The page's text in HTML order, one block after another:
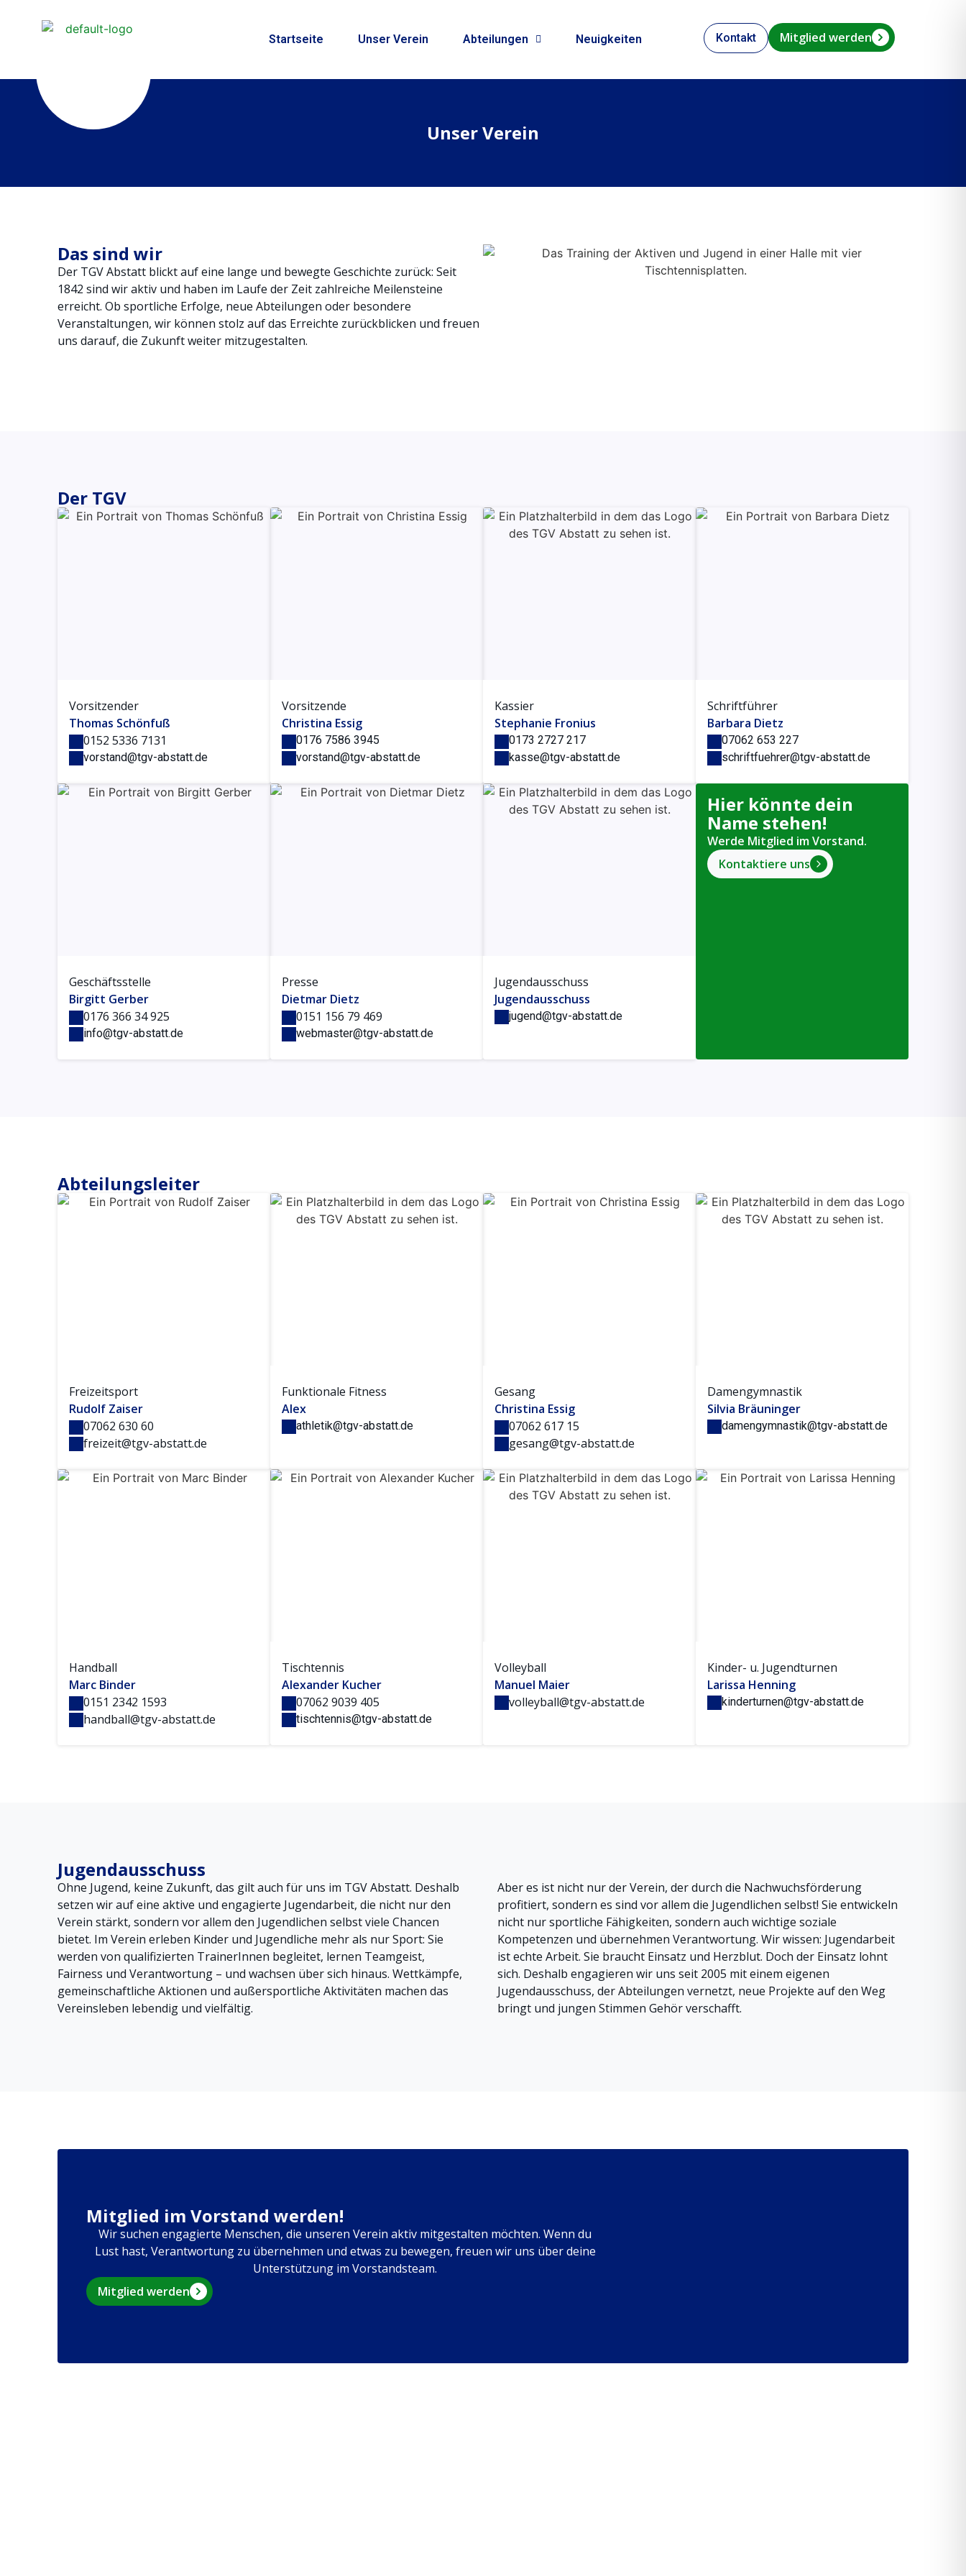
Startseite Unser Verein Abteilungen Neuigkeiten Kontakt Mitglied werden
Unser Verein
Das sind wir
Der TGV Abstatt blickt auf eine lange und bewegte Geschichte zurück: Seit
1842 sind wir aktiv und haben im Laufe der Zeit zahlreiche Meilensteine
erreicht. Ob sportliche Erfolge, neue Abteilungen oder besondere
Veranstaltungen, wir können stolz auf das Erreichte zurückblicken und freuen
uns darauf, die Zukunft weiter mitzugestalten.
Der TGV
Vorsitzender
Thomas Schönfuß
0152 5336 7131
vorstand@tgv-abstatt.de
Vorsitzende
Christina Essig
0176 7586 3945
vorstand@tgv-abstatt.de
Kassier
Stephanie Fronius
0173 2727 217
kasse@tgv-abstatt.de
Schriftführer
Barbara Dietz
07062 653 227
schriftfuehrer@tgv-abstatt.de
Geschäftsstelle
Birgitt Gerber
0176 366 34 925
info@tgv-abstatt.de
Presse
Dietmar Dietz
0151 156 79 469
webmaster@tgv-abstatt.de
Jugendausschuss
Jugendausschuss
jugend@tgv-abstatt.de
Hier könnte dein
Name stehen!
Werde Mitglied im Vorstand.
Kontaktiere uns
Abteilungsleiter
Freizeitsport
Rudolf Zaiser
07062 630 60
freizeit@tgv-abstatt.de
Funktionale Fitness
Alex
athletik@tgv-abstatt.de
Gesang
Christina Essig
07062 617 15
gesang@tgv-abstatt.de
Damengymnastik
Silvia Bräuninger
damengymnastik@tgv-abstatt.de
Handball
Marc Binder
0151 2342 1593
handball@tgv-abstatt.de
Tischtennis
Alexander Kucher
07062 9039 405
tischtennis@tgv-abstatt.de
Volleyball
Manuel Maier
volleyball@tgv-abstatt.de
Kinder- u. Jugendturnen
Larissa Henning
kinderturnen@tgv-abstatt.de
Jugendausschuss
Ohne Jugend, keine Zukunft, das gilt auch für uns im TGV Abstatt. Deshalb
setzen wir auf eine aktive und engagierte Jugendarbeit, die nicht nur den
Verein stärkt, sondern vor allem den Jugendlichen selbst viele Chancen
bietet. Im Verein erleben Kinder und Jugendliche mehr als nur Sport: Sie
werden von qualifizierten TrainerInnen begleitet, lernen Teamgeist,
Fairness und Verantwortung – und wachsen über sich hinaus. Wettkämpfe,
gemeinschaftliche Aktionen und außersportliche Aktivitäten machen das
Vereinsleben lebendig und vielfältig.
Aber es ist nicht nur der Verein, der durch die Nachwuchsförderung
profitiert, sondern es sind vor allem die Jugendlichen selbst! Sie entwickeln
nicht nur sportliche Fähigkeiten, sondern auch wichtige soziale
Kompetenzen und übernehmen Verantwortung. Wir wissen: Jugendarbeit
ist echte Arbeit. Sie braucht Einsatz und Herzblut. Doch der Einsatz lohnt
sich. Deshalb engagieren wir uns seit 2005 mit einem eigenen
Jugendausschuss, der Abteilungen vernetzt, neue Projekte auf den Weg
bringt und jungen Stimmen Gehör verschafft.
Mitglied im Vorstand werden!
Wir suchen engagierte Menschen, die unseren Verein aktiv mitgestalten möchten. Wenn du
Lust hast, Verantwortung zu übernehmen und etwas zu bewegen, freuen wir uns über deine
Unterstützung im Vorstandsteam.
Mitglied werden